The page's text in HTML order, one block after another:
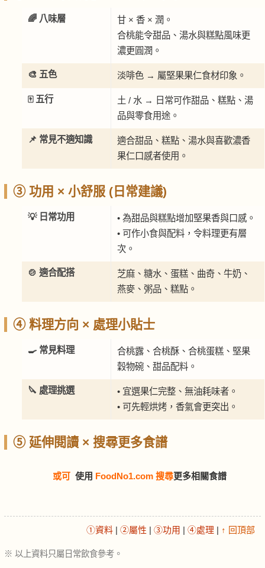
🌈 八味層
甘 × 香 × 潤。
合桃能令甜品、湯水與糕點風味更
濃更圓潤。
🎨 五色 淡啡色 → 屬堅果果仁食材印象。
🀄 五行
土 / 水 → 日常可作甜品、糕點、湯
品與零食用途。
📌 常見不適知識
適合甜品、糕點、湯水與喜歡濃香
果仁口感者使用。
③ 功用 × 小舒服 (日常建議)
💡 日常功用
• 為甜品與糕點增加堅果香與口感。
• 可作小食與配料，令料理更有層
次。
🍲 適合配搭
芝麻、糖水、蛋糕、曲奇、牛奶、
燕麥、粥品、糕點。
④ 料理方向 × 處理小貼士
🍳 常見料理
合桃露、合桃酥、合桃蛋糕、堅果
穀物碗、甜品配料。
🔪 處理挑選
• 宜選果仁完整、無油耗味者。
• 可先輕烘烤，香氣會更突出。
⑤ 延伸閱讀 × 搜尋更多食譜
或可 使用 FoodNo1.com 搜尋更多相關食譜
①資料 | ②屬性 | ③功用 | ④處理 | ↑ 回頂部
※ 以上資料只屬日常飲食參考。